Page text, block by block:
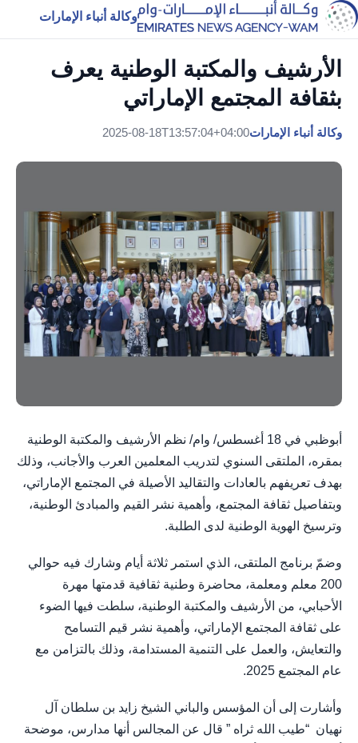
وكالة أنباء الإمارات
الأرشيف والمكتبة الوطنية يعرف
بثقافة المجتمع الإماراتي
وكالة أنباء الإمارات2025-08-18T13:57:04+04:00
أبوظبي في 18 أغسطس/ وام/ نظم الأرشيف والمكتبة الوطنية
بمقره، الملتقى السنوي لتدريب المعلمين العرب والأجانب، وذلك
بهدف تعريفهم بالعادات والتقاليد الأصيلة في المجتمع الإماراتي،
وبتفاصيل ثقافة المجتمع، وأهمية نشر القيم والمبادئ الوطنية،
وترسيخ الهوية الوطنية لدى الطلبة.
وضمّ برنامج الملتقى، الذي استمر ثلاثة أيام وشارك فيه حوالي
200 معلم ومعلمة، محاضرة وطنية ثقافية قدمتها مهرة
الأحبابي، من الأرشيف والمكتبة الوطنية، سلطت فيها الضوء
على ثقافة المجتمع الإماراتي، وأهمية نشر قيم التسامح
والتعايش، والعمل على التنمية المستدامة، وذلك بالتزامن مع
عام المجتمع 2025.
وأشارت إلى أن المؤسس والباني الشيخ زايد بن سلطان آل
نهيان “طيب الله ثراه ” قال عن المجالس أنها مدارس، موضحة